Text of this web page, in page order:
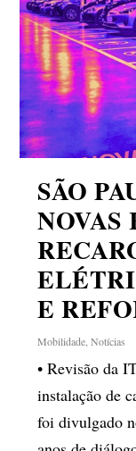
SÃO
NOVAS
E
Mobilidade ,Notícias
• Revisão da
instalação de
foi divulgado